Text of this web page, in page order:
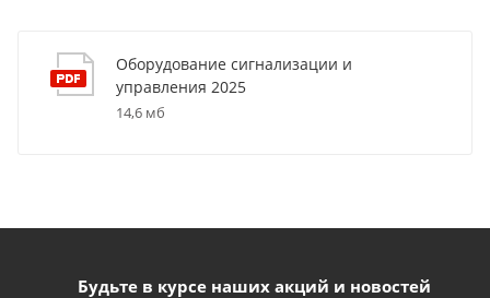
Оборудование сигнализации и
управления 2025
14,6 мб
Будьте в курсе наших акций и новостей